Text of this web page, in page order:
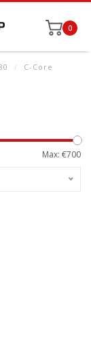
0
/ C-Core
Max: €700